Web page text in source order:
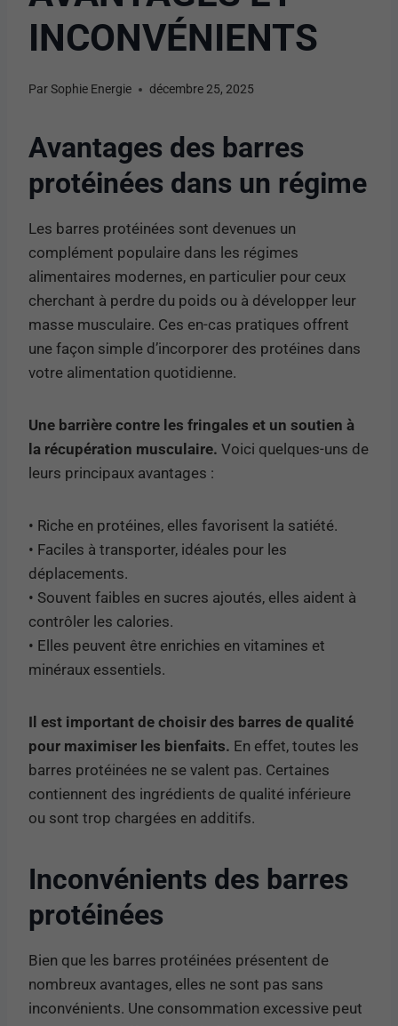
INCONVÉNIENTS
ParSophie Energie décembre 25, 2025
Avantages des barres
protéinées dans un régime
Les barres protéinées sont devenues un
complément populaire dans les régimes
alimentaires modernes, en particulier pour ceux
cherchant à perdre du poids ou à développer leur
masse musculaire. Ces en-cas pratiques offrent
une façon simple d’incorporer des protéines dans
votre alimentation quotidienne.
Une barrière contre les fringales et un soutien à
la récupération musculaire. Voici quelques-uns de
leurs principaux avantages :
• Riche en protéines, elles favorisent la satiété.
• Faciles à transporter, idéales pour les
déplacements.
• Souvent faibles en sucres ajoutés, elles aident à
contrôler les calories.
• Elles peuvent être enrichies en vitamines et
minéraux essentiels.
Il est important de choisir des barres de qualité
pour maximiser les bienfaits. En effet, toutes les
barres protéinées ne se valent pas. Certaines
contiennent des ingrédients de qualité inférieure
ou sont trop chargées en additifs.
Inconvénients des barres
protéinées
Bien que les barres protéinées présentent de
nombreux avantages, elles ne sont pas sans
inconvénients. Une consommation excessive peut